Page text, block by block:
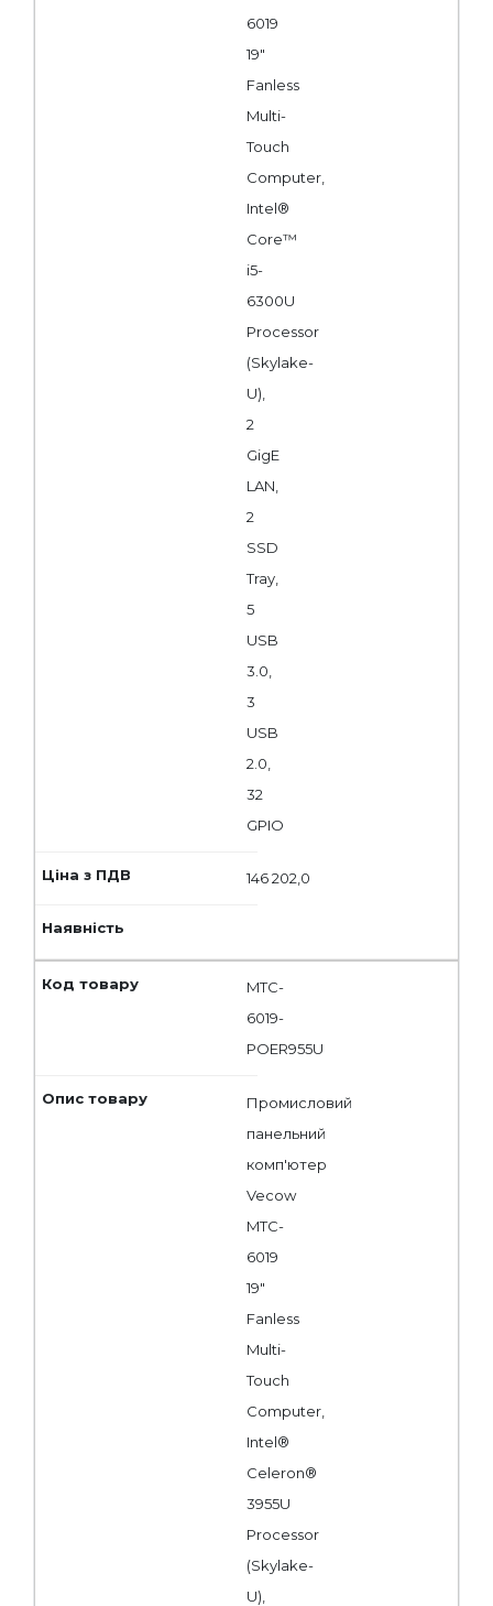
6019
19"
Fanless
Multi-
Touch
Computer,
Intel®
Core™
i5-
6300U
Processor
(Skylake-
U),
2
GigE
LAN,
2
SSD
Tray,
5
USB
3.0,
3
USB
2.0,
32
GPIO
146 202,0
MTC-
6019-
POER955U
Промисловий
панельний
комп'ютер
Vecow
MTC-
6019
19"
Fanless
Multi-
Touch
Computer,
Intel®
Celeron®
3955U
Processor
(Skylake-
U),